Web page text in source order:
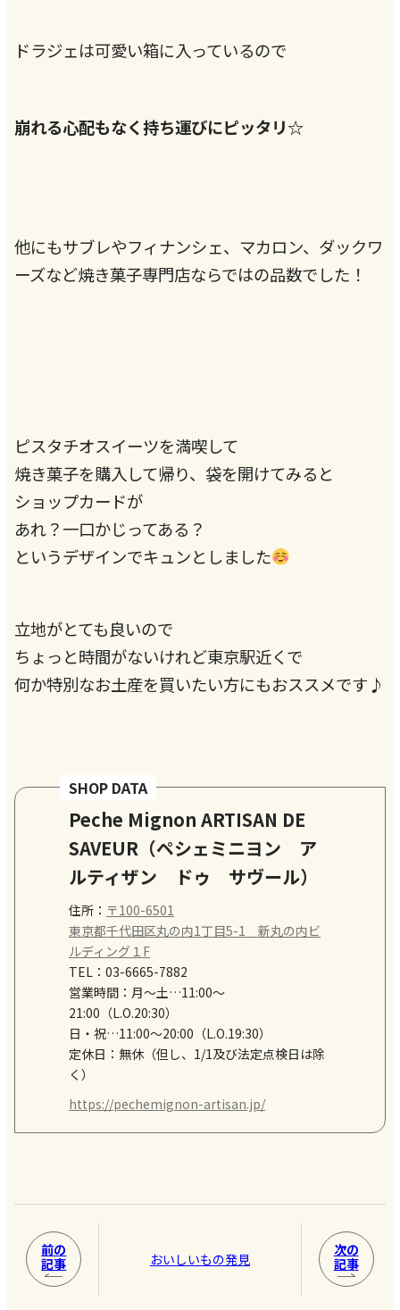
ドラジェは可愛い箱に入っているので
崩れる心配もなく持ち運びにピッタリ☆
他にもサブレやフィナンシェ、マカロン、ダックワ
ーズなど焼き菓子専門店ならではの品数でした！
ピスタチオスイーツを満喫して
焼き菓子を購入して帰り、袋を開けてみると
ショップカードが
あれ？一口かじってある？
というデザインでキュンとしました
立地がとても良いので
ちょっと時間がないけれど東京駅近くで
何か特別なお土産を買いたい方にもおススメです♪
SHOP DATA
Peche Mignon ARTISAN DE
SAVEUR（ペシェミニヨン ア
ルティザン ドゥ サヴール）
住所： 〒100-6501
東京都千代田区丸の内1丁目5-1 新丸の内ビ
ルディング１F
TEL： 03-6665-7882
営業時間： 月〜土…11:00～
21:00（L.O.20:30）
日・祝…11:00～20:00（L.O.19:30）
定休日： 無休（但し、1/1及び法定点検日は除
く）
https://pechemignon-artisan.jp/
前の
記事
おいしいもの発見
次の
記事